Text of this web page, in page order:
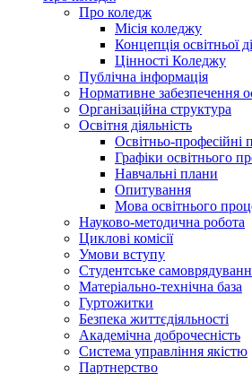
Про коледж
Місія коледжу
Концепція освітньої
Цінності Коледжу
Публічна інформація
Нормативне забезпечення
Організаційна структура
Освітня діяльність
Освітньо-професійні
Графіки освітнього
Навчальні плани
Опитування
Мова освітнього
Науково-методична робота
Циклові комісії
Умови вступу
Студентське
Матеріально-технічна база
Гуртожитки
Безпека життєдіяльності
Академічна доброчесність
Система управління якістю
Партнерство